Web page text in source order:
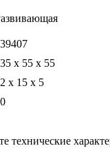
х 55 х 55
x 15 x 5
технические